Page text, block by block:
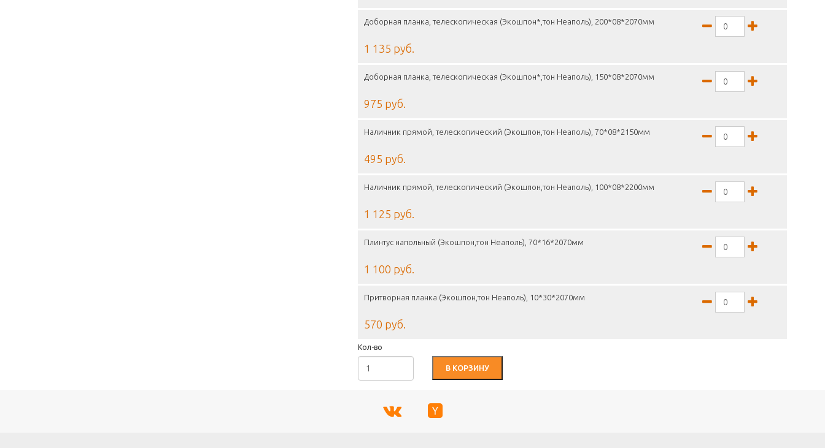
Доборная планка, телескопическая (Экошпон*,тон Неаполь), 200*08*2070мм
1 135 руб.
Доборная планка, телескопическая (Экошпон*,тон Неаполь), 150*08*2070мм
975 руб.
Наличник прямой, телескопический (Экошпон,тон Неаполь), 70*08*2150мм
495 руб.
Наличник прямой, телескопический (Экошпон,тон Неаполь), 100*08*2200мм
1 125 руб.
Плинтус напольный (Экошпон,тон Неаполь), 70*16*2070мм
1 100 руб.
Притворная планка (Экошпон,тон Неаполь), 10*30*2070мм
570 руб.
Кол-во
В КОРЗИНУ